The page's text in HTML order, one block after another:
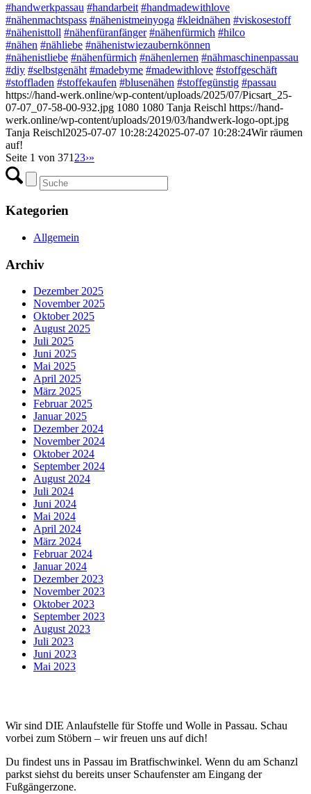
#handwerkpassau #handarbeit #handmadewithlove
#nähenmachtspass #nähenistmeinyoga #kleidnähen #viskosestoff
#nähenisttoll #nähenfüranfänger #nähenfürmich #hilco
#nähen #nähliebe #nähenistwiezaubernkönnen
#nähenistliebe #nähenfürmich #nähenlernen #nähmaschinenpassau
#diy #selbstgenäht #madebyme #madewithlove #stoffgeschäft
#stoffladen #stoffekaufen #blusenähen #stoffegünstig #passau
https://hand-werk.online/wp-content/uploads/2025/07/Picsart_25-
07-07_07-58-00-932.jpg 1080 1080 Tanja Reischl https://hand-
werk.online/wp-content/uploads/2019/03/handwerk-logo-opt.jpg
Tanja Reischl2025-07-07 10:28:242025-07-07 10:28:24Wir räumen
auf!
Seite 1 von 371 23›»
Kategorien
Allgemein
Archiv
Dezember 2025
November 2025
Oktober 2025
August 2025
Juli 2025
Juni 2025
Mai 2025
April 2025
März 2025
Februar 2025
Januar 2025
Dezember 2024
November 2024
Oktober 2024
September 2024
August 2024
Juli 2024
Juni 2024
Mai 2024
April 2024
März 2024
Februar 2024
Januar 2024
Dezember 2023
November 2023
Oktober 2023
September 2023
August 2023
Juli 2023
Juni 2023
Mai 2023
Wir sind DIE Anlaufstelle für Stoffe und Wolle in Passau. Schau
vorbei zum Stöbern – wir freuen uns auf dich!
Du findest uns in Passau im Bratfischwinkel. Wenn du am Schanzl
parkst siehst du bereits unser Schaufenster am Eingang der
Fußgängerzone.